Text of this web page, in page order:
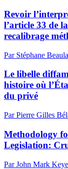
Revoir
l’article 33 de la
recalibrage
Par Stéphane
Le libelle
histoire où
du privé
Par Pierre Gilles
Methodology
Legislation:
Par John Mark